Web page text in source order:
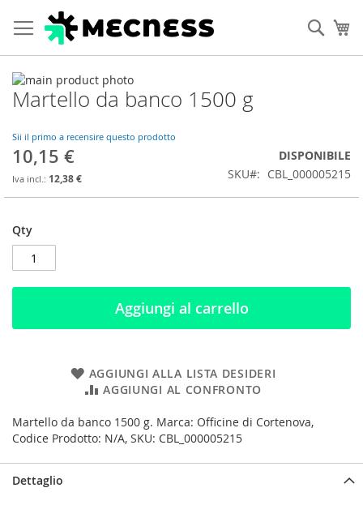
Cerca
Vai
alla
fine
galleria
di
immagini
Vai
all'inizio
galleria
di
immagini
Martello da banco 1500 g
Sii il primo a recensire questo prodotto
10,15 €
12,38 €
DISPONIBILE
SKU
CBL_000005215
Qty
Aggiungi al carrello
AGGIUNGI ALLA LISTA DESIDERI
AGGIUNGI AL CONFRONTO
Martello da banco 1500 g. Marca: Officine di Cortenova,
Codice Prodotto: N/A, SKU: CBL_000005215
Dettaglio